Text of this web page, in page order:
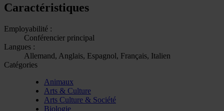
Caractéristiques
Employabilité :
Conférencier principal
Langues :
Allemand, Anglais, Espagnol, Français, Italien
Catégories
Animaux
Arts & Culture
Arts Culture & Société
Biologie